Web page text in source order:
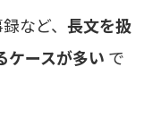
など、 長文を扱
ケースが多い で